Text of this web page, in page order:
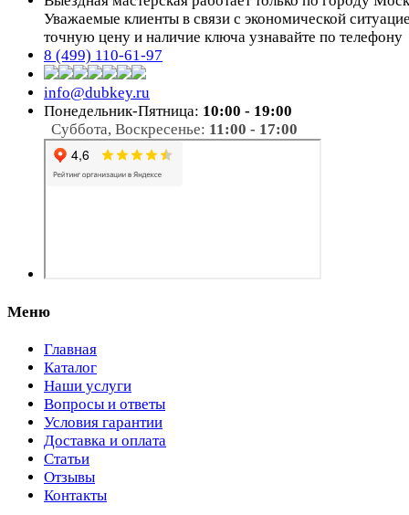
Уважаемые клиенты в связи с экономической
точную цену и наличие ключа узнавайте по телефону
8 (499) 110-61-97
info@dubkey.ru
Понедельник-Пятница: 10:00 - 19:00
Суббота, Воскресенье: 11:00 - 17:00
Меню
Главная
Каталог
Наши услуги
Вопросы и ответы
Условия гарантии
Доставка и оплата
Статьи
Отзывы
Контакты